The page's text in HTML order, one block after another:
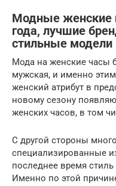
Модные женские
года, лучшие
стильные модели
Мода на женские часы
мужская, и именно
женский атрибут в
новому сезону
женских часов, в том
С другой стороны
специализированные
последнее время
Именно по этой